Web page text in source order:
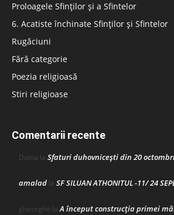
Proloagele Sfinților și a Sfintelor
6. Acatiste închinate Sfinților și Sfintelor
Rugăciuni
Fără categorie
Poezia religioasă
Stiri religioase
Comentarii recente
Doina la Sfaturi duhovnicești din 20
amalad la SF SILUAN ATHONITUL -11/ 24
gheorghe laA început construcţia primei